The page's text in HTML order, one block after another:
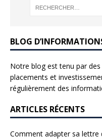
BLOG
Notre blog est tenu par
placements et
régulièrement des
ARTICLES RÉCENTS
Comment adapter sa